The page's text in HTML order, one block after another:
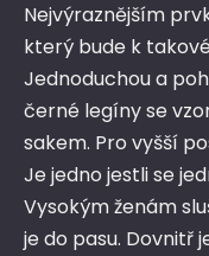
Nejvýraznějším
který bude k
Jednoduchou a
černé legíny se
sakem. Pro vyšší
Je jedno jestli se
Vysokým ženám
je do pasu. Dovnitř